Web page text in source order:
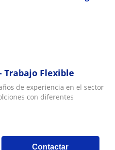
Flexible
de experiencia en el sector
con diferentes
Contactar